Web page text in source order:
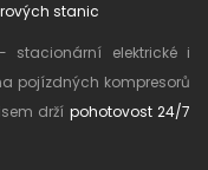
stanic
- stacionární elektrické i
pojízdných kompresorů
drží pohotovost 24/7